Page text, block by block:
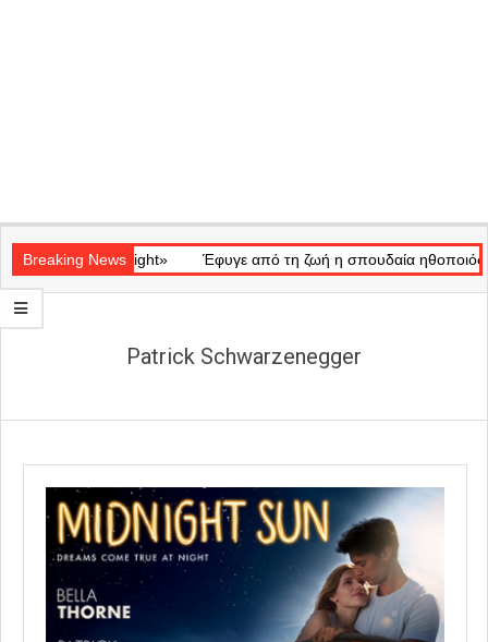
Navigation
Menu
Breaking News
«Ray of Light» Έφυγε από τη ζωή η σπουδαία ηθοποιός
Patrick Schwarzenegger